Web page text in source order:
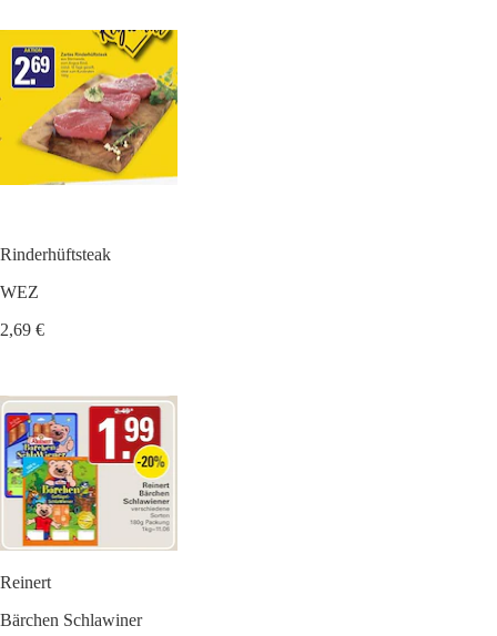
Rinderhüftsteak
WEZ
2,69 €
Reinert
Bärchen Schlawiner